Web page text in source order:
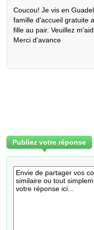
Coucou! Je vis en
famille d'accueil gratuite
fille au pair. Veuillez
Merci d'avance
Publiez votre réponse